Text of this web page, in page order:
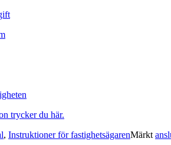
trycker du här.
, Instruktioner för fastighetsägarenMärkt